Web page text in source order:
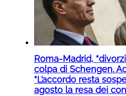
Roma-Madrid,
colpa di Schengen.
“L’accordo resta
agosto la resa dei